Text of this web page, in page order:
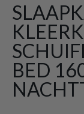
BED